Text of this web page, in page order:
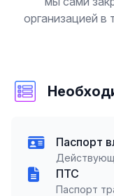
организацией в
Паспорт
ПТС
Паспорт